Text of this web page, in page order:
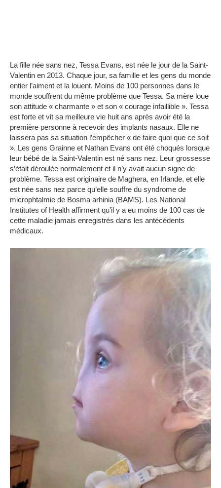
La fille née sans nez, Tessa Evans, est née le jour de la Saint-
Valentin en 2013. Chaque jour, sa famille et les gens du monde
entier l’aiment et la louent. Moins de 100 personnes dans le
monde souffrent du même problème que Tessa. Sa mère loue
son attitude « charmante » et son « courage infaillible ». Tessa
est forte et vit sa meilleure vie huit ans après avoir été la
première personne à recevoir des implants nasaux. Elle ne
laissera pas sa situation l’empêcher « de faire quoi que ce soit
». Les gens Grainne et Nathan Evans ont été choqués lorsque
leur bébé de la Saint-Valentin est né sans nez. Leur grossesse
s’était déroulée normalement et il n’y avait aucun signe de
problème. Tessa est originaire de Maghera, en Irlande, et elle
est née sans nez parce qu’elle souffre du syndrome de
microphtalmie de Bosma arhinia (BAMS). Les National
Institutes of Health affirment qu’il y a eu moins de 100 cas de
cette maladie jamais enregistrés dans les antécédents
médicaux.